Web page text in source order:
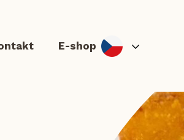
E-shop